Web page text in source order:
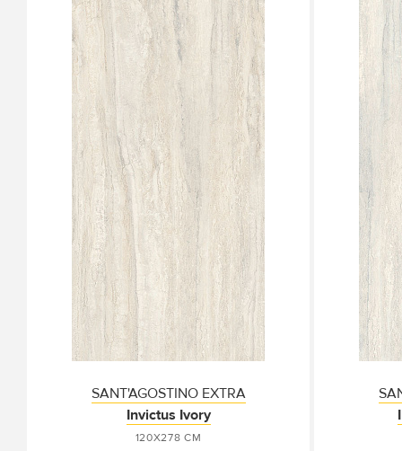
SANT'AGOSTINO EXTRA
Invictus Ivory
120X278 СМ